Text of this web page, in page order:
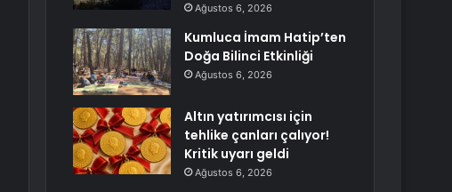
Ağustos 6, 2026
Kumluca İmam Hatip’ten
Doğa Bilinci Etkinliği
Ağustos 6, 2026
Altın yatırımcısı için
tehlike çanları çalıyor!
Kritik uyarı geldi
Ağustos 6, 2026